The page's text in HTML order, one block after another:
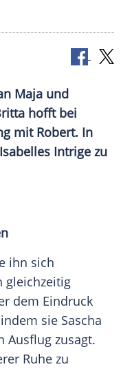
Maja und
hofft bei
mit Robert. In
Intrige zu
ihn sich
gleichzeitig
dem Eindruck
sie Sascha
Ausflug zusagt.
Ruhe zu